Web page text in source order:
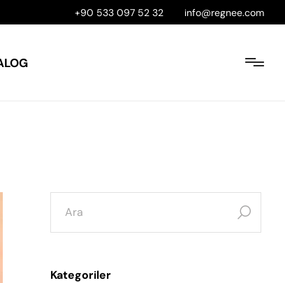
+90 533 097 52 32 info@regnee.com
Kategoriler